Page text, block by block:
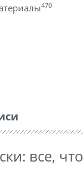
470
все,